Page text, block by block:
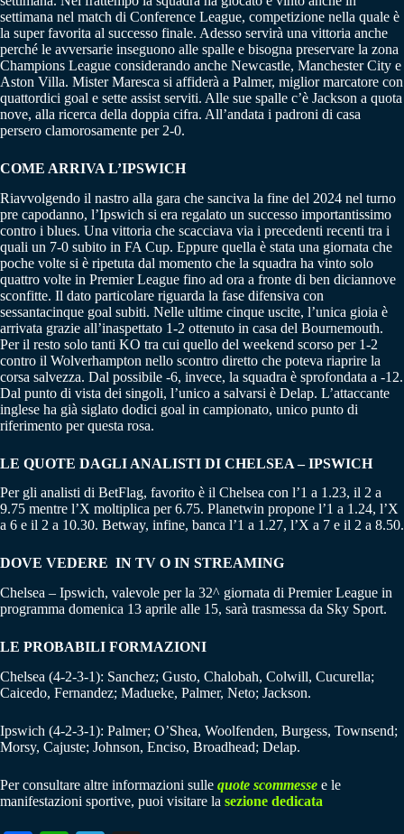
settimana nel match di Conference League, competizione nella quale è
la super favorita al successo finale. Adesso servirà una vittoria anche
perché le avversarie inseguono alle spalle e bisogna preservare la zona
Champions League considerando anche Newcastle, Manchester City e
Aston Villa. Mister Maresca si affiderà a Palmer, miglior marcatore con
quattordici goal e sette assist serviti. Alle sue spalle c’è Jackson a quota
nove, alla ricerca della doppia cifra. All’andata i padroni di casa
persero clamorosamente per 2-0.
COME ARRIVA L’IPSWICH
Riavvolgendo il nastro alla gara che sanciva la fine del 2024 nel turno
pre capodanno, l’Ipswich si era regalato un successo importantissimo
contro i blues. Una vittoria che scacciava via i precedenti recenti tra i
quali un 7-0 subito in FA Cup. Eppure quella è stata una giornata che
poche volte si è ripetuta dal momento che la squadra ha vinto solo
quattro volte in Premier League fino ad ora a fronte di ben diciannove
sconfitte. Il dato particolare riguarda la fase difensiva con
sessantacinque goal subiti. Nelle ultime cinque uscite, l’unica gioia è
arrivata grazie all’inaspettato 1-2 ottenuto in casa del Bournemouth.
Per il resto solo tanti KO tra cui quello del weekend scorso per 1-2
contro il Wolverhampton nello scontro diretto che poteva riaprire la
corsa salvezza. Dal possibile -6, invece, la squadra è sprofondata a -12.
Dal punto di vista dei singoli, l’unico a salvarsi è Delap. L’attaccante
inglese ha già siglato dodici goal in campionato, unico punto di
riferimento per questa rosa.
LE QUOTE DAGLI ANALISTI DI CHELSEA – IPSWICH
Per gli analisti di BetFlag, favorito è il Chelsea con l’1 a 1.23, il 2 a
9.75 mentre l’X moltiplica per 6.75. Planetwin propone l’1 a 1.24, l’X
a 6 e il 2 a 10.30. Betway, infine, banca l’1 a 1.27, l’X a 7 e il 2 a 8.50.
DOVE VEDERE IN TV O IN STREAMING
Chelsea – Ipswich, valevole per la 32^ giornata di Premier League in
programma domenica 13 aprile alle 15, sarà trasmessa da Sky Sport.
LE PROBABILI FORMAZIONI
Chelsea (4-2-3-1): Sanchez; Gusto, Chalobah, Colwill, Cucurella;
Caicedo, Fernandez; Madueke, Palmer, Neto; Jackson.
Ipswich (4-2-3-1): Palmer; O’Shea, Woolfenden, Burgess, Townsend;
Morsy, Cajuste; Johnson, Enciso, Broadhead; Delap.
Per consultare altre informazioni sulle quote scommesse e le
manifestazioni sportive, puoi visitare la sezione dedicata